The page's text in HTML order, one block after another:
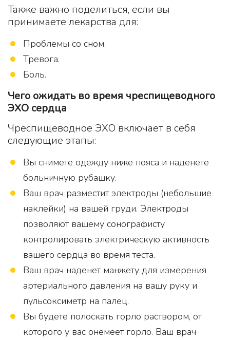
Также важно поделиться, если вы
принимаете лекарства для:
Проблемы со сном.
Тревога.
Боль.
Чего ожидать во время чреспищеводного
ЭХО сердца
Чреспищеводное ЭХО включает в себя
следующие этапы:
Вы снимете одежду ниже пояса и наденете
больничную рубашку.
Ваш врач разместит электроды (небольшие
наклейки) на вашей груди. Электроды
позволяют вашему сонографисту
контролировать электрическую активность
вашего сердца во время теста.
Ваш врач наденет манжету для измерения
артериального давления на вашу руку и
пульсоксиметр на палец.
Вы будете полоскать горло раствором, от
которого у вас онемеет горло. Ваш врач